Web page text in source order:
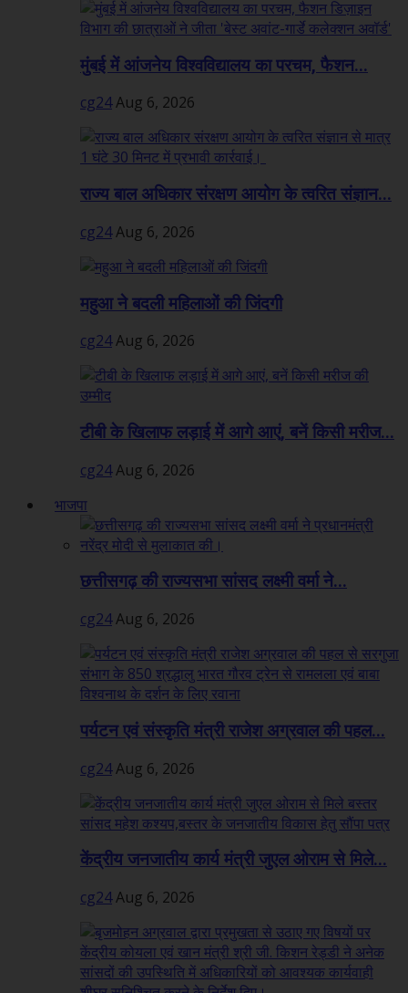
मुंबई में आंजनेय विश्वविद्यालय का परचम, फैशन...
cg24Aug 6, 2026
राज्य बाल अधिकार संरक्षण आयोग के त्वरित संज्ञान...
cg24Aug 6, 2026
महुआ ने बदली महिलाओं की जिंदगी
cg24Aug 6, 2026
टीबी के खिलाफ लड़ाई में आगे आएं, बनें किसी मरीज...
cg24Aug 6, 2026
भाजपा
छत्तीसगढ़ की राज्यसभा सांसद लक्ष्मी वर्मा ने...
cg24Aug 6, 2026
पर्यटन एवं संस्कृति मंत्री राजेश अग्रवाल की पहल...
cg24Aug 6, 2026
केंद्रीय जनजातीय कार्य मंत्री जुएल ओराम से मिले...
cg24Aug 6, 2026